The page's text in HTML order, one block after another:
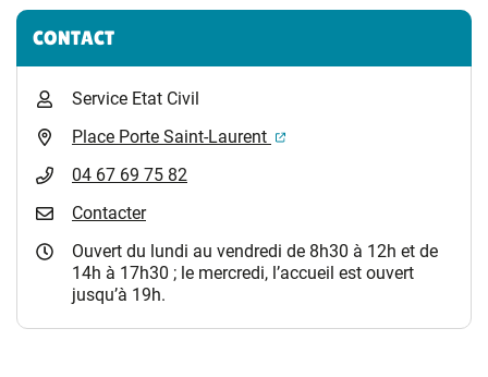
Informations complémentaires
CONTACT
Service Etat Civil
Place Porte Saint-Laurent
(ouverture dans un
04 67 69 75 82
Contacter
Ouvert du lundi au vendredi de 8h30 à 12h et de
14h à 17h30 ; le mercredi, l’accueil est ouvert
jusqu’à 19h.